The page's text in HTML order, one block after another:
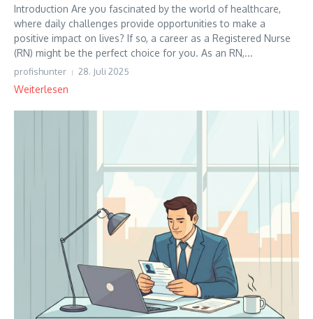
Introduction Are you fascinated by the world of healthcare,
where daily challenges provide opportunities to make a
positive impact on lives? If so, a career as a Registered Nurse
(RN) might be the perfect choice for you. As an RN,...
profishunter 28. Juli 2025
Weiterlesen